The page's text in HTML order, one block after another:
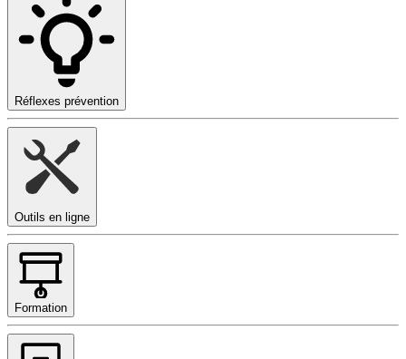
Réflexes prévention
Outils en ligne
Formation